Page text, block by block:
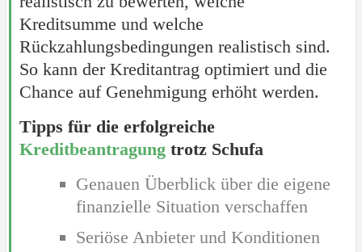
Kreditsumme und welche
Rückzahlungsbedingungen realistisch sind.
So kann der Kreditantrag optimiert und die
Chance auf Genehmigung erhöht werden.
Tipps für die erfolgreiche
Kreditbeantragungtrotz Schufa
Genauen Überblick über die eigene
finanzielle Situation verschaffen
Seriöse Anbieter und Konditionen